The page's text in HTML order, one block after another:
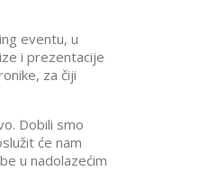
eventu, u
i prezentacije
za čiji
Dobili smo
će nam
u nadolazećim